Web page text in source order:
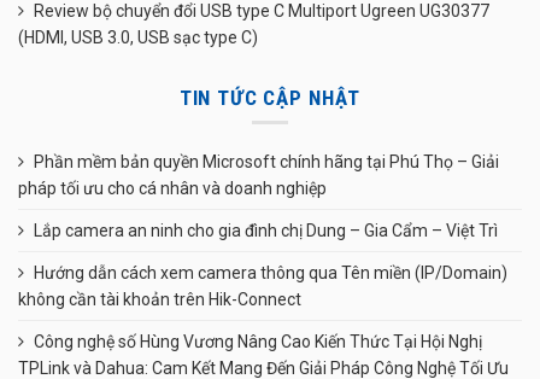
Review bộ chuyển đổi USB type C Multiport Ugreen UG30377
(HDMI, USB 3.0, USB sạc type C)
TIN TỨC CẬP NHẬT
Phần mềm bản quyền Microsoft chính hãng tại Phú Thọ – Giải
pháp tối ưu cho cá nhân và doanh nghiệp
Lắp camera an ninh cho gia đình chị Dung – Gia Cẩm – Việt Trì
Hướng dẫn cách xem camera thông qua Tên miền (IP/Domain)
không cần tài khoản trên Hik-Connect
Công nghệ số Hùng Vương Nâng Cao Kiến Thức Tại Hội Nghị
TPLink và Dahua: Cam Kết Mang Đến Giải Pháp Công Nghệ Tối Ưu